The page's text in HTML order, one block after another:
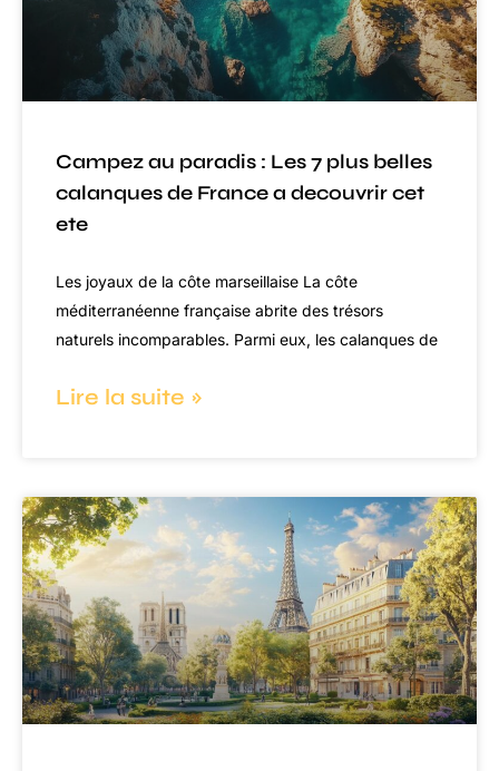
Campez au paradis : Les 7 plus belles
calanques de France a decouvrir cet
ete
Les joyaux de la côte marseillaise La côte
méditerranéenne française abrite des trésors
naturels incomparables. Parmi eux, les calanques de
Lire la suite »